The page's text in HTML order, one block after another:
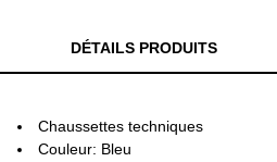
DÉTAILS PRODUITS
Chaussettes techniques
Couleur: Bleu